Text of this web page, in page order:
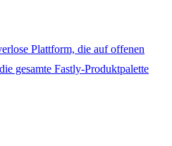
Plattform, die auf offenen
gesamte Fastly-Produktpalette